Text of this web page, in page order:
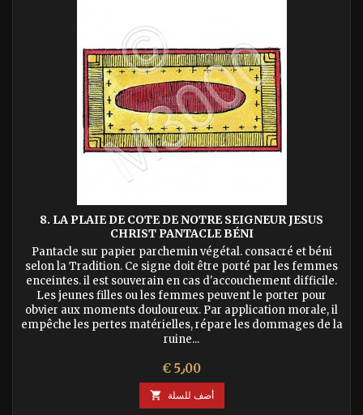
8. LA PLAIE DE COTE DE NOTRE SEIGNEUR JESUS
CHRIST PANTACLE BÉNI
Pantacle sur papier parchemin végétal. consacré et béni
selon la Tradition. Ce signe doit être porté par les femmes
enceintes. il est souverain en cas d'accouchement difficile.
Les jeunes filles ou les femmes peuvent le porter pour
obvier aux moments douloureux. Par application morale, il
empêche les pertes matérielles, répare les dommages de la
ruine...
السعر€ 5٫00
 أضف للسلة